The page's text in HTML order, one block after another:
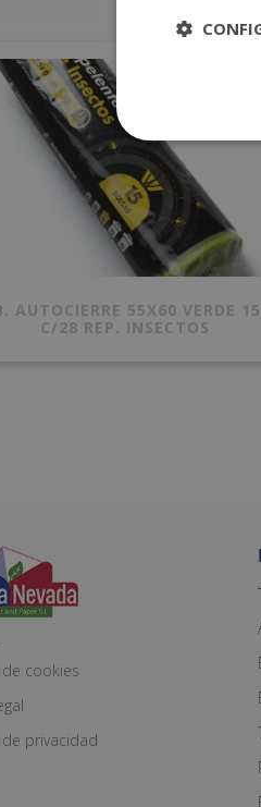
AUTOCIERRE 55X60 VERDE
C/28 REP. INSECTOS
cookies
privacidad